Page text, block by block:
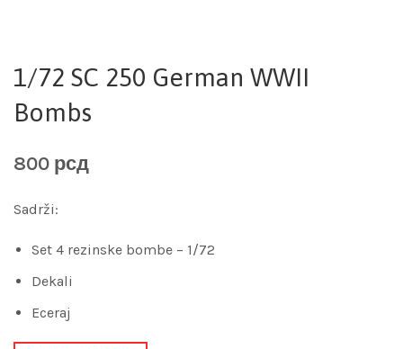
1/72 SC 250 German WWII
Bombs
800 рсд
Sadrži:
Set 4 rezinske bombe – 1/72
Dekali
Eceraj